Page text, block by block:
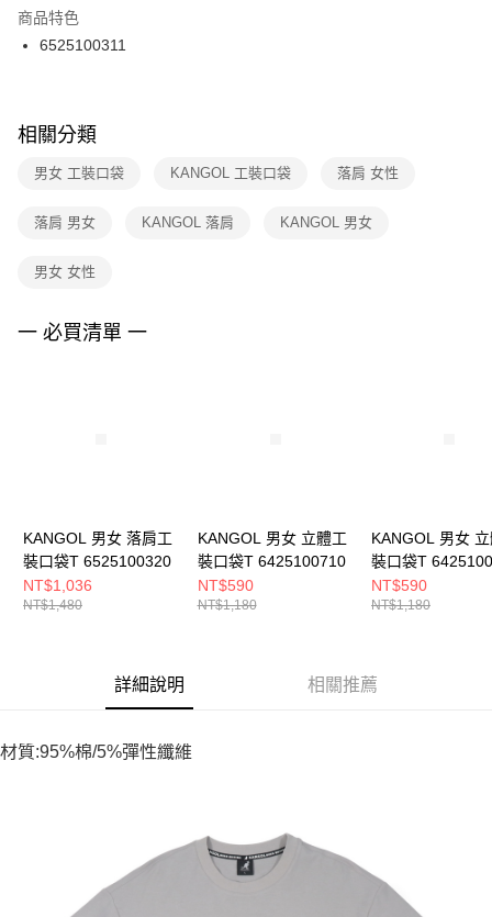
２．訂單成立數日內，您將收到繳費通知簡訊。
３．收到繳費通知簡訊後14天內，點擊此簡訊中的連結，可透過四大超商／
ATM／網路銀行／等多元方式進行付款，方視為交易完成。
※ 交易是否成功請以「AFTEE先享後付 」之結帳頁面顯示為準，若有關於
是否繳費成功／繳費後需取消欲退款等相關疑問，請聯繫「AFTEE先享後付
客戶支援中心」https://netprotections.freshdesk.com/support/home
１．透過由恩沛科技股份有限公司提供之「AFTEE先享後付」服務完成之交
權轉讓予恩沛科技股份有限公司。
３．未成年的使用者請事先徵得法定代理人或監護人之同意方可使用
「AFTEE先享後付」，若未經同意申辦者引起之損失，本公司不負相關責
付款後門市自取
每筆NT$100，滿NT$1,500(含以上)免運費
商品特色
6525100311
相關分類
男女 工裝口袋 KANGOL 工裝口袋 落肩 女性
落肩 男女 KANGOL 落肩 KANGOL 男女
男女 女性
一 必買清單 一
KANGOL 男女 落肩工
裝口袋T 6525100320
NT$1,036
NT$1,480
KANGOL 男女 立體工
裝口袋T 6425100710
NT$590
NT$1,180
KANGOL 男女
裝口袋T
NT$590
NT$1,180
詳細說明 相關推薦
材質:95%棉/5%彈性纖維